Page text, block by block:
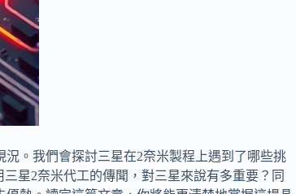
。我們會探討三星在2奈米製程上遇到了哪些挑
星2奈米代工的傳聞，對三星來說有多重要？同